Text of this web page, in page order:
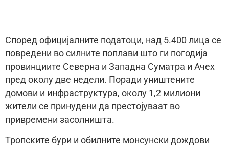
Според официјалните податоци, над 5.400 лица се
повредени во силните поплави што ги погодија
провинциите Северна и Западна Суматра и Ачех
пред околу две недели. Поради уништените
домови и инфраструктура, околу 1,2 милиони
жители се принудени да престојуваат во
привремени засолништа.
Тропските бури и обилните монсунски дождови